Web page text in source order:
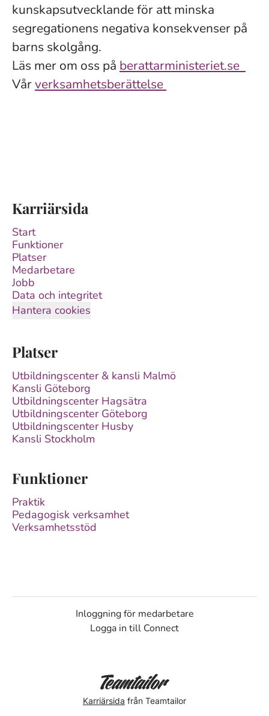
kunskapsutvecklande för att minska
segregationens negativa konsekvenser på
barns skolgång.
Läs mer om oss på berattarministeriet.se
Vårverksamhetsberättelse
Karriärsida
Start
Funktioner
Platser
Medarbetare
Jobb
Data och integritet
Hantera cookies
Platser
Utbildningscenter & kansli Malmö
Kansli Göteborg
Utbildningscenter Hagsätra
Utbildningscenter Göteborg
Utbildningscenter Husby
Kansli Stockholm
Funktioner
Praktik
Pedagogisk verksamhet
Verksamhetsstöd
Inloggning för medarbetare
Logga in till Connect
Karriärsida från Teamtailor